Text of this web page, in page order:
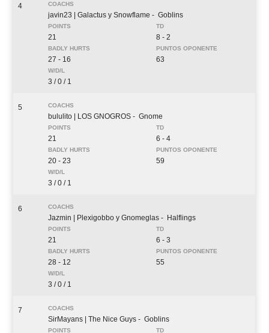
4
javin23 | Galactus y Snowflame - Goblins
21 8 - 2
27 - 16 63
3 / 0 / 1
5
bululito | LOS GNOGROS - Gnome
21 6 - 4
20 - 23 59
3 / 0 / 1
6
Jazmin | Plexigobbo y Gnomeglas - Halflings
21 6 - 3
28 - 12 55
3 / 0 / 1
7
SirMayans | The Nice Guys - Goblins